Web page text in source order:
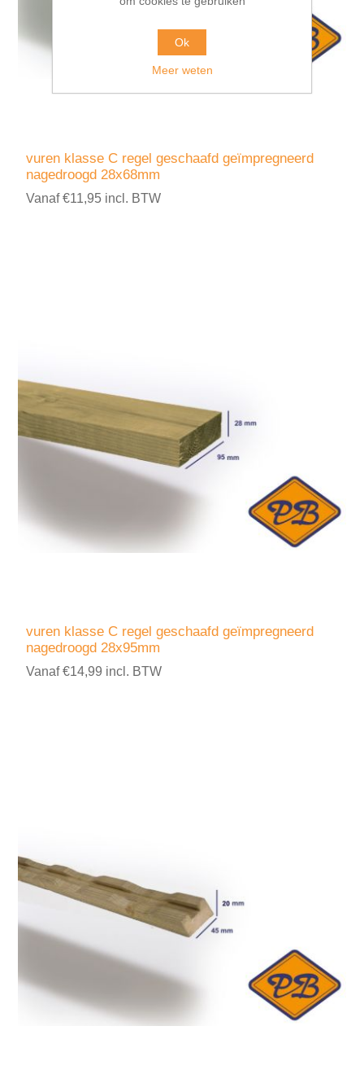
vuren klasse C regel geschaafd geïmpregneerd
nagedroogd 28x68mm
Vanaf €11,95 incl. BTW
vuren klasse C regel geschaafd geïmpregneerd
nagedroogd 28x95mm
Vanaf €14,99 incl. BTW
Ok
Meer weten